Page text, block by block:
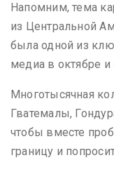
Напомним, тема
из Центральной
была одной из
медиа в октябре и
Многотысячная
Гватемалы,
чтобы вместе
границу и